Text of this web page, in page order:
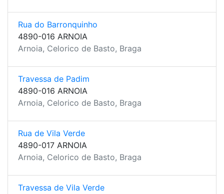
Rua do Barronquinho
4890-016 ARNOIA
Arnoia, Celorico de Basto, Braga
Travessa de Padim
4890-016 ARNOIA
Arnoia, Celorico de Basto, Braga
Rua de Vila Verde
4890-017 ARNOIA
Arnoia, Celorico de Basto, Braga
Travessa de Vila Verde